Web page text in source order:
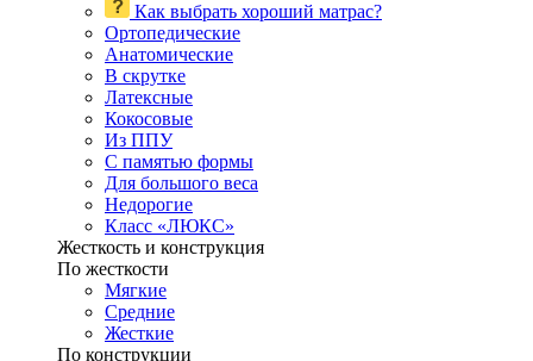
Как выбрать хороший матрас?
Ортопедические
Анатомические
В скрутке
Латексные
Кокосовые
Из ППУ
С памятью формы
Для большого веса
Недорогие
Класс «ЛЮКС»
Жесткость и конструкция
По жесткости
Мягкие
Средние
Жесткие
По конструкции